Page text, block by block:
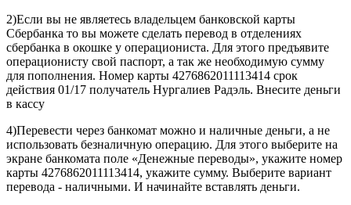
2)Если вы не являетесь владельцем банковской карты
Сбербанка то вы можете сделать перевод в отделениях
сбербанка в окошке у операциониста. Для этого предъявите
операционисту свой паспорт, а так же необходимую сумму
для пополнения. Номер карты 4276862011113414 срок
действия 01/17 получатель Нургалиев Радэль. Внесите деньги
в кассу
4)Перевести через банкомат можно и наличные деньги, а не
использовать безналичную операцию. Для этого выберите на
экране банкомата поле «Денежные переводы», укажите номер
карты 4276862011113414, укажите сумму. Выберите вариант
перевода - наличными. И начинайте вставлять деньги.